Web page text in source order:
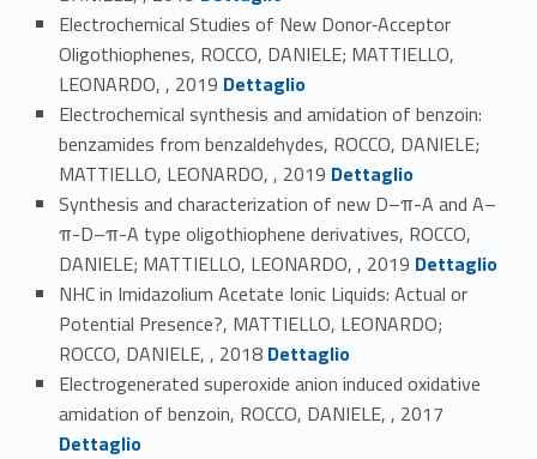
Electrochemical Studies of New Donor‐Acceptor
Oligothiophenes, ROCCO, DANIELE; MATTIELLO,
LEONARDO, , 2019 Link identifier #identifier_person_184628-34
Dettaglio
Electrochemical synthesis and amidation of benzoin:
benzamides from benzaldehydes, ROCCO, DANIELE;
MATTIELLO, LEONARDO, , 2019Link identifier #identifier_person_63757-35Dettaglio
Synthesis and characterization of new D–π-A and A–
π-D–π-A type oligothiophene derivatives, ROCCO,
DANIELE; MATTIELLO, LEONARDO, , 2019 Link identifier #identifier_person_169190-36
Dettaglio
NHC in Imidazolium Acetate Ionic Liquids: Actual or
Potential Presence?, MATTIELLO, LEONARDO;
ROCCO, DANIELE, , 2018Link identifier #identifier_person_179478-37Dettaglio
Electrogenerated superoxide anion induced oxidative
amidation of benzoin, ROCCO, DANIELE, , 2017
Dettaglio